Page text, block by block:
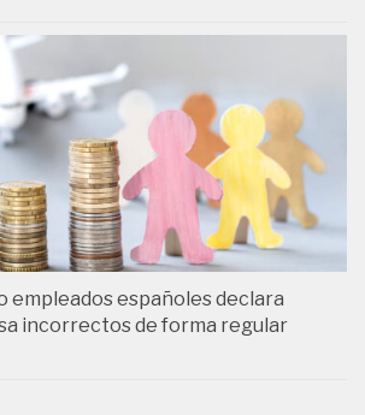
empleados españoles declara
incorrectos de forma regular